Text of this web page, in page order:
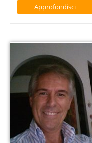
Approfondisci